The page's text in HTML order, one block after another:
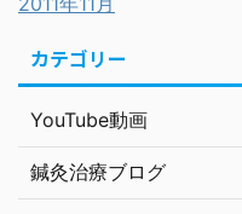
カテゴリー
YouTube動画
鍼灸治療ブログ